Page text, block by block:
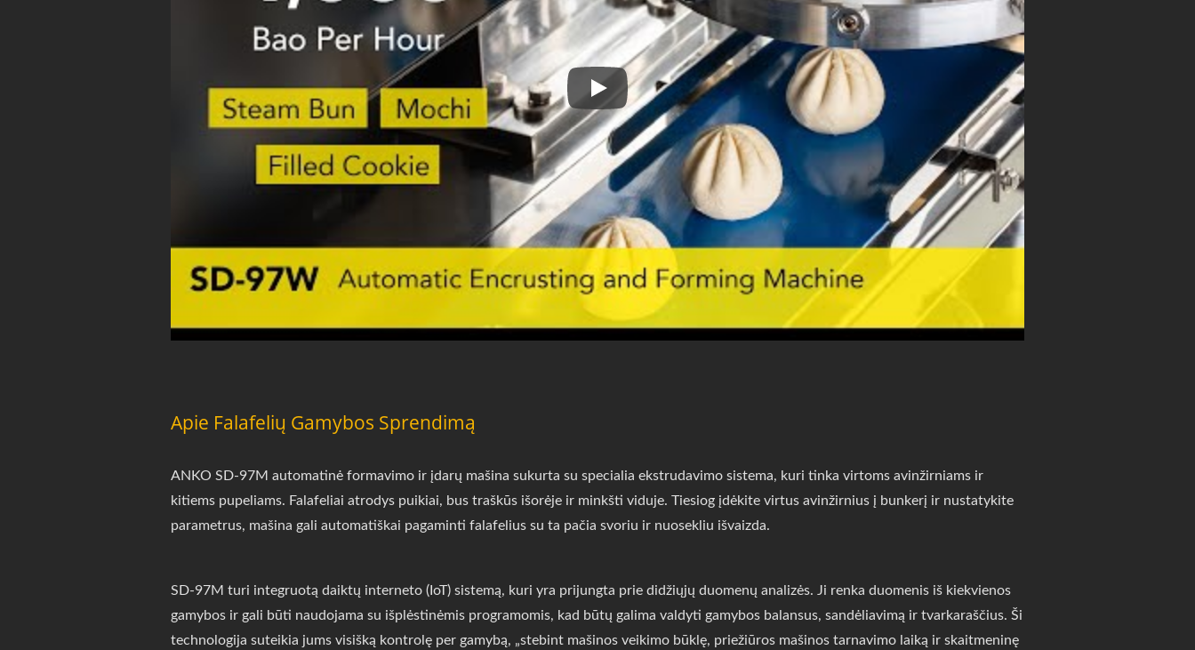
Falafelio mašina
Apie Falafelių Gamybos Sprendimą
ANKO SD-97M automatinė formavimo ir įdarų mašina sukurta su specialia ekstrudavimo sistema, kuri tinka virtoms avinžirniams ir
kitiems pupeliams. Falafeliai atrodys puikiai, bus traškūs išorėje ir minkšti viduje. Tiesiog įdėkite virtus avinžirnius į bunkerį ir nustatykite
parametrus, mašina gali automatiškai pagaminti falafelius su ta pačia svoriu ir nuosekliu išvaizda.
SD-97M turi integruotą daiktų interneto (IoT) sistemą, kuri yra prijungta prie didžiųjų duomenų analizės. Ji renka duomenis iš kiekvienos
gamybos ir gali būti naudojama su išplėstinėmis programomis, kad būtų galima valdyti gamybos balansus, sandėliavimą ir tvarkaraščius. Ši
technologija suteikia jums visišką kontrolę per gamybą, „stebint mašinos veikimo būklę, priežiūros mašinos tarnavimo laiką ir skaitmeninę